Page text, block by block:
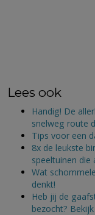
Lees ook
Handig! De
snelweg route
Tips voor een
8x de leukste
speeltuinen die
Wat
denkt!
Heb jij de
bezocht?